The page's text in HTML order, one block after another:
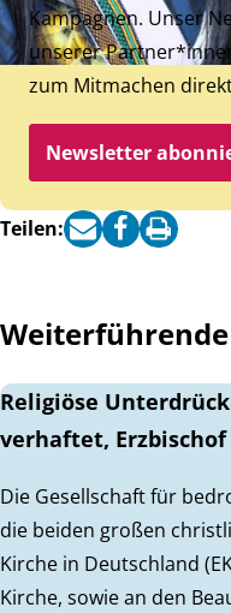
Kampagnen. Unser
unserer
zum Mitmachen
Newsletter
Teilen:
Religiöse
verhaftet,
Die Gesellschaft für
die beiden großen
Kirche in Deutschland
Kirche, sowie an den